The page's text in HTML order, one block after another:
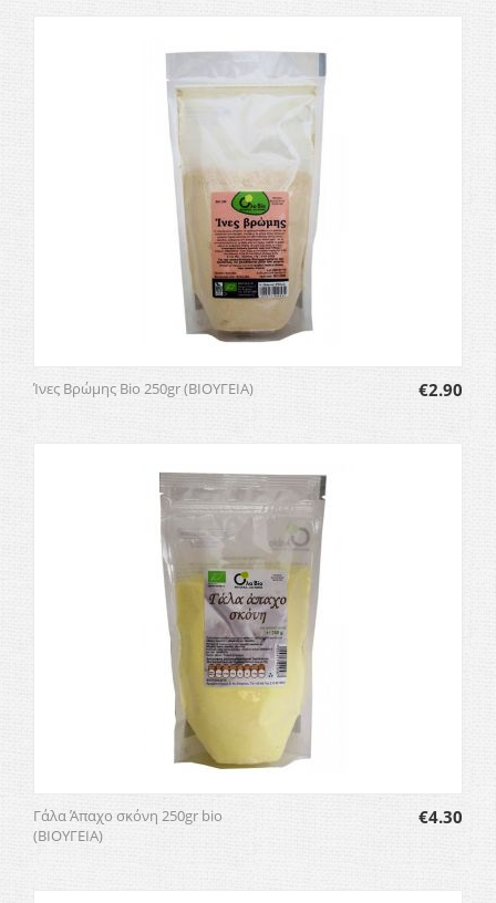
Ίνες Βρώμης Bio 250gr (ΒΙΟΥΓΕΙΑ) €2.90
Γάλα Άπαχο σκόνη 250gr bio
(ΒΙΟΥΓΕΙΑ)
€4.30